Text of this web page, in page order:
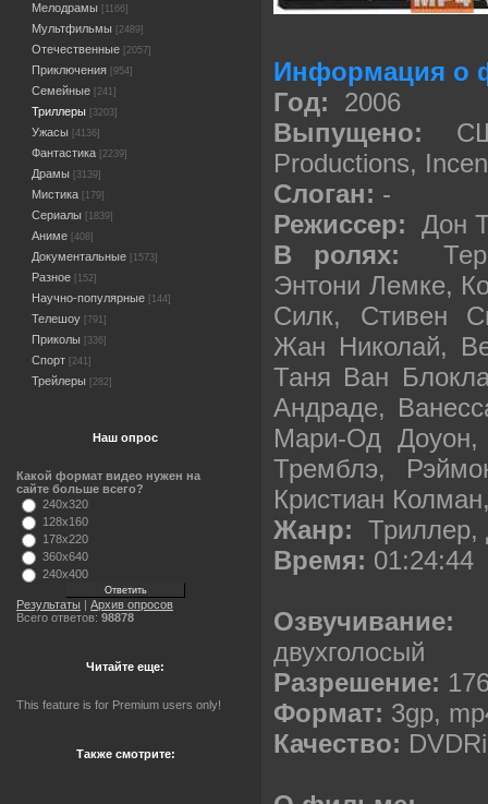
Мелодрамы [1166]
Мультфильмы [2489]
Отечественные [2057]
Приключения [954]
Семейные [241]
Триллеры [3203]
Ужасы [4136]
Фантастика [2239]
Драмы [3139]
Мистика [179]
Сериалы [1839]
Аниме [408]
Документальные [1573]
Разное [152]
Научно-популярные [144]
Телешоу [791]
Приколы [336]
Спорт [241]
Трейлеры [282]
Наш опрос
Какой формат видео нужен на
сайте больше всего?
240x320
128x160
178x220
360x640
240x400
Результаты | Архив опросов
Всего ответов: 98878
Читайте еще:
This feature is for Premium users only!
Также смотрите:
Информация о
Год: 2006
Выпущено:
Productions,
Слоган: -
Режиссер: Дон
В ролях:
Энтони Лемке,
Силк, Стивен
Жан Николай,
Таня Ван
Андраде,
Мари-Од Доуон,
Тремблэ,
Кристиан
Жанр: Триллер,
Время: 01:24:44
Озвучивание:
двухголосый
Разрешение:
Формат: 3gp,
Качество: